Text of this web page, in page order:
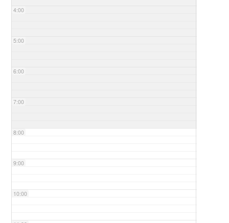
4:00
5:00
6:00
7:00
8:00
9:00
10:00